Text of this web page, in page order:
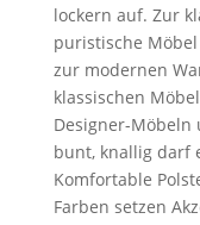
lockern auf. Zur
puristische
zur modernen
klassischen
Designer-
bunt, knallig darf
Komfortable
Farben setzen